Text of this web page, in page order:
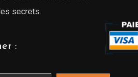
secrets.
: